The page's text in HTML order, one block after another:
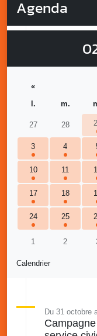
Agenda
Calendrier
«
l.
m.
27 28
3 4
10 11
17 18
24 25
1 2
Du 31 octobre